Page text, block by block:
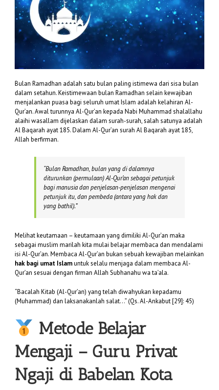
Bulan Ramadhan adalah satu bulan paling istimewa dari sisa bulan
dalam setahun. Keistimewaan bulan Ramadhan selain kewajiban
menjalankan puasa bagi seluruh umat Islam adalah kelahiran Al-
Qur’an. Awal turunnya Al-Qur’an kepada Nabi Muhammad shalallahu
alaihi wasallam dijelaskan dalam surah-surah, salah satunya adalah
Al Baqarah ayat 185. Dalam Al-Qur’an surah Al Baqarah ayat 185,
Allah berfirman.
“Bulan Ramadhan, bulan yang di dalamnya
diturunkan (permulaan) Al-Qur’an sebagai petunjuk
bagi manusia dan penjelasan-penjelasan mengenai
petunjuk itu, dan pembeda (antara yang hak dan
yang bathil).”
Melihat keutamaan – keutamaan yang dimiliki Al-Qur’an maka
sebagai muslim marilah kita mulai belajar membaca dan mendalami
isi Al-Qur’an. Membaca Al-Qur’an bukan sebuah kewajiban melainkan
hak bagi umat Islamuntuk selalu menjaga dalam membaca Al-
Qur’an sesuai dengan firman Allah Subhanahu wa ta’ala.
“Bacalah Kitab (Al-Qur’an) yang telah diwahyukan kepadamu
(Muhammad) dan laksanakanlah salat…” (Qs. Al-Ankabut [29]: 45)
Metode Belajar
Mengaji – Guru Privat
Ngaji di Babelan Kota